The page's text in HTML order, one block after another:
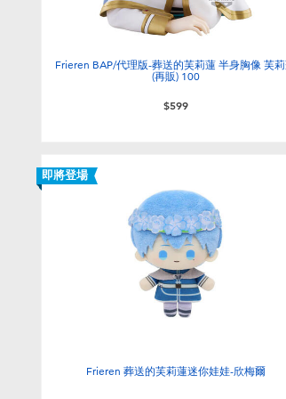
Frieren BAP/代理版-葬送的芙莉蓮 半身胸像 芙
(再販) 100
$599
即將登場
Frieren 葬送的芙莉蓮迷你娃娃-欣梅爾